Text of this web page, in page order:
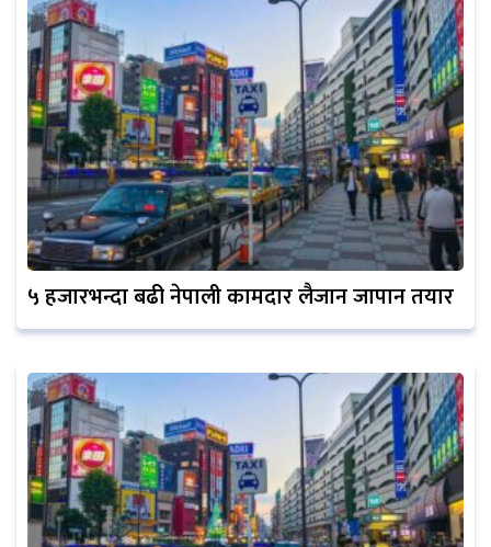
५ हजारभन्दा बढी नेपाली कामदार लैजान जापान तयार